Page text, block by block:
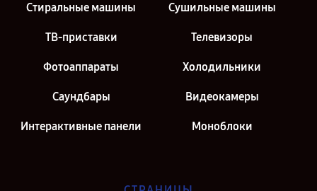
Стиральные машины Сушильные машины
ТВ-приставки Телевизоры
Фотоаппараты Холодильники
Саундбары Видеокамеры
Интерактивные панели Моноблоки